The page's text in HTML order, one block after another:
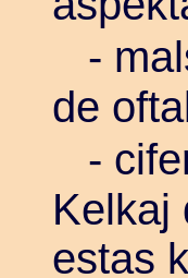
-
de
-
Kelkaj
estas